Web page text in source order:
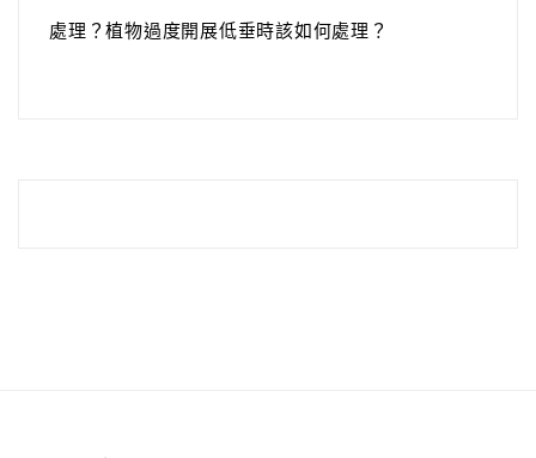
處理？植物過度開展低垂時該如何處理？